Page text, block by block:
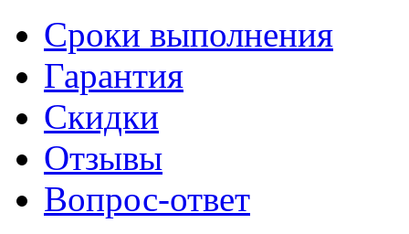
Сроки выполнения
Гарантия
Скидки
Отзывы
Вопрос-ответ